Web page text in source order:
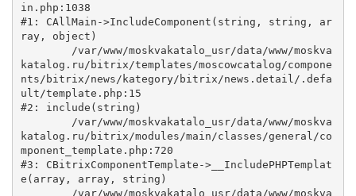
in.php:1038
#1: CAllMain->IncludeComponent(string, string, ar
ray, object)
katalog.ru/bitrix/templates/moscowcatalog/compone
nts/bitrix/news/kategory/bitrix/news.detail/.defa
ult/template.php:15
#2: include(string)
katalog.ru/bitrix/modules/main/classes/general/co
mponent_template.php:720
#3: CBitrixComponentTemplate->__IncludePHPTemplat
e(array, array, string)